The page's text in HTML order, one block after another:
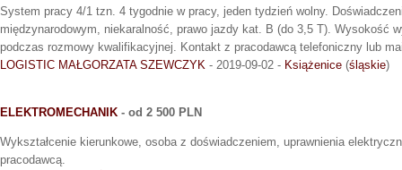
System pracy 4/1 tzn. 4 tygodnie w pracy, jeden tydzień wolny.
międzynarodowym, niekaralność, prawo jazdy kat. B (do 3,5 T). Wysokość
podczas rozmowy kwalifikacyjnej. Kontakt z pracodawcą telefoniczny lub
LOGISTIC MAŁGORZATA SZEWCZYK - 2019-09-02 - Książenice (śląskie)
ELEKTROMECHANIK - od 2 500 PLN
Wykształcenie kierunkowe, osoba z doświadczeniem, uprawnienia
pracodawcą.